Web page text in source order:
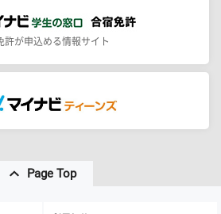
許が申込める情報サイト
Page Top